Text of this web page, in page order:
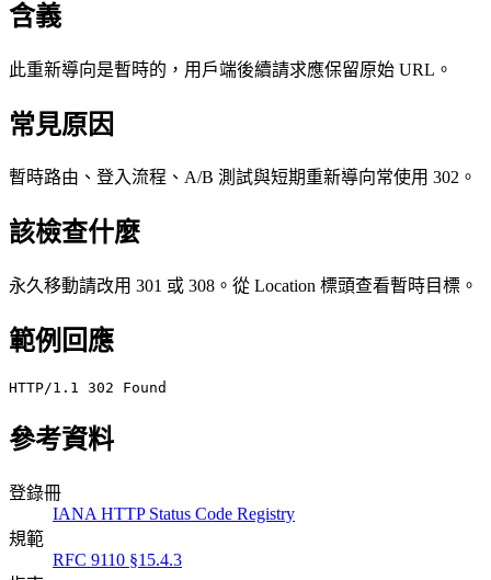
含義
此重新導向是暫時的，用戶端後續請求應保留原始 URL。
常見原因
暫時路由、登入流程、A/B 測試與短期重新導向常使用 302。
該檢查什麼
永久移動請改用 301 或 308。從 Location 標頭查看暫時目標。
範例回應
HTTP/1.1 302 Found
參考資料
登錄冊
IANA HTTP Status Code Registry
規範
RFC 9110 §15.4.3